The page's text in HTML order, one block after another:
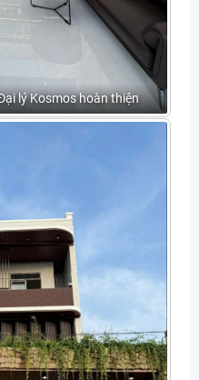
lý Kosmos hoàn thiện